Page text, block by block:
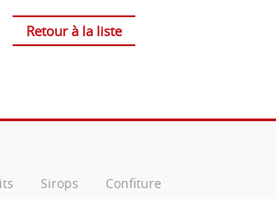
Retour à la liste
Sirops
Confiture